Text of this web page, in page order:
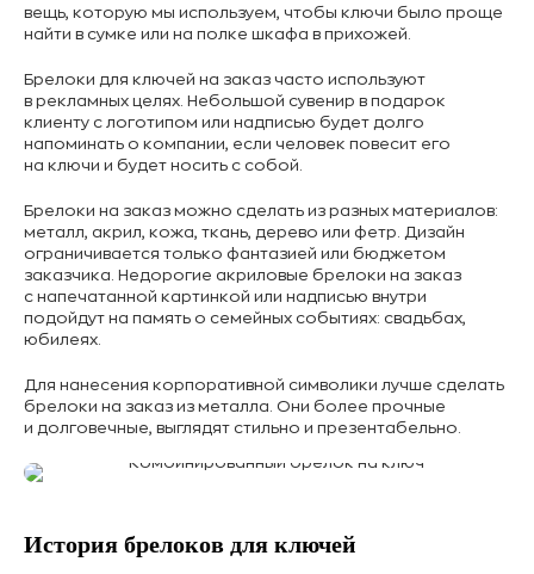
вещь, которую мы используем, чтобы ключи было проще
найти в сумке или на полке шкафа в прихожей.
Брелоки для ключей на заказ часто используют
в рекламных целях. Небольшой сувенир в подарок
клиенту с логотипом или надписью будет долго
напоминать о компании, если человек повесит его
на ключи и будет носить с собой.
Брелоки на заказ можно сделать из разных материалов:
металл, акрил, кожа, ткань, дерево или фетр. Дизайн
ограничивается только фантазией или бюджетом
заказчика. Недорогие акриловые брелоки на заказ
с напечатанной картинкой или надписью внутри
подойдут на память о семейных событиях: свадьбах,
юбилеях.
Для нанесения корпоративной символики лучше сделать
брелоки на заказ из металла. Они более прочные
и долговечные, выглядят стильно и презентабельно.
История брелоков для ключей